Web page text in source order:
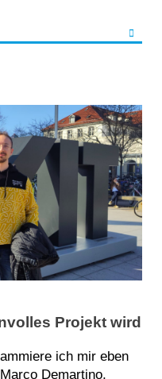
Projekt wird
ich mir eben
Demartino,